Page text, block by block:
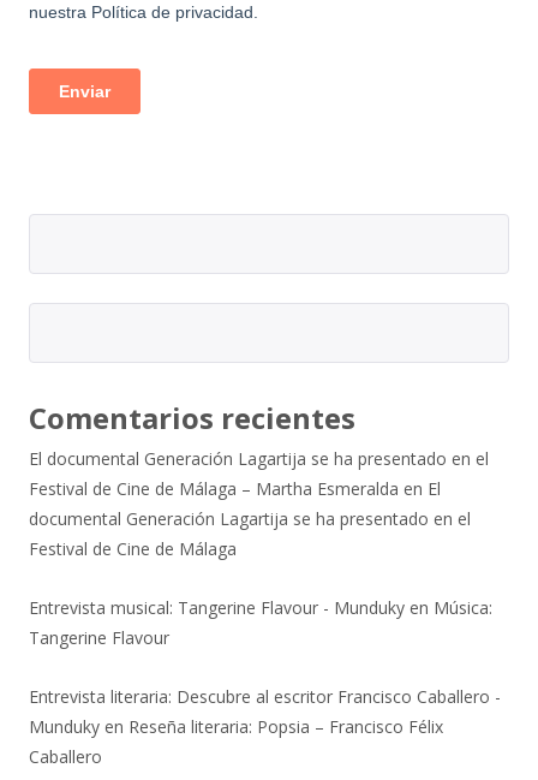
Comentarios recientes
El documental Generación Lagartija se ha presentado en el
Festival de Cine de Málaga – Martha Esmeralda en El
documental Generación Lagartija se ha presentado en el
Festival de Cine de Málaga
Entrevista musical: Tangerine Flavour - Munduky en Música:
Tangerine Flavour
Entrevista literaria: Descubre al escritor Francisco Caballero -
Munduky en Reseña literaria: Popsia – Francisco Félix
Caballero